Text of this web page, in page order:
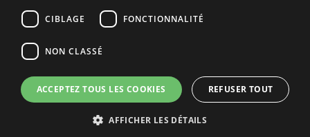
© Lecitrailer S.A. 2026
CIBLAGE FONCTIONNALITÉ
NON CLASSÉ
ACCEPTEZ TOUS LES COOKIES REFUSER TOUT
AFFICHER LES DÉTAILS